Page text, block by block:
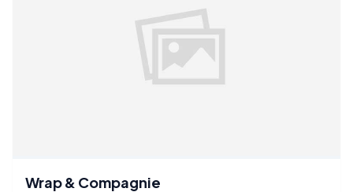
Wrap & Compagnie